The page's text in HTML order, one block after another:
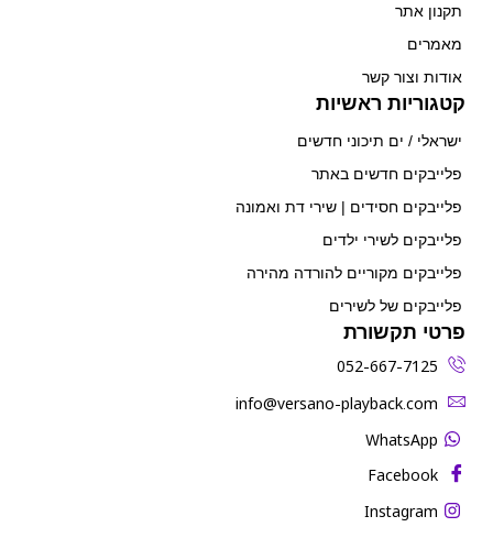
תקנון אתר
מאמרים
אודות וצור קשר
קטגוריות ראשיות
ישראלי / ים תיכוני חדשים
פלייבקים חדשים באתר
פלייבקים חסידים | שירי דת ואמונה
פלייבקים לשירי ילדים
פלייבקים מקוריים להורדה מהירה
פלייבקים של לשירים
פרטי תקשורת
052-667-7125
‫info@versano-playback.com‬
WhatsApp
Facebook
Instagram